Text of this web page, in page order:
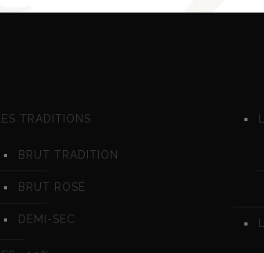
LES TRADITIONS
BRUT TRADITION
BRUT ROSÉ
DEMI-SEC